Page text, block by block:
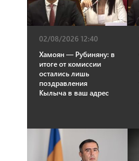
02/08/2026 12:40
Хамоян — Рубиняну: в
итоге от комиссии
остались лишь
поздравления
Кылыча в ваш адрес